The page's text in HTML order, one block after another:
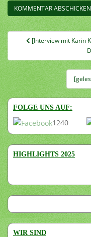
[Interview mit Karin
FOLGE UNS AUF:
1240
HIGHLIGHTS 2025
WIR SIND